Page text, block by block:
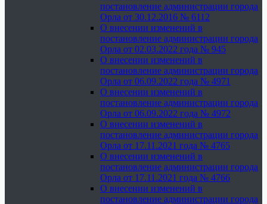
постановление администрации города
Орла от 30.12.2016 № 6112
О внесении изменений в
постановление администрации города
Орла от 02.03.2022 года № 945
О внесении изменений в
постановление администрации города
Орла от 06.09.2022 года № 4971
О внесении изменений в
постановление администрации города
Орла от 06.09.2022 года № 4972
О внесении изменений в
постановление администрации города
Орла от 17.11.2021 года № 4765
О внесении изменений в
постановление администрации города
Орла от 17.11.2021 года № 4766
О внесении изменений в
постановление администрации города